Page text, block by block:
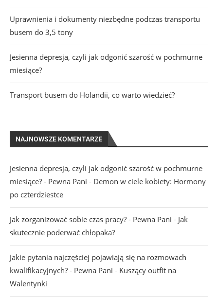
Uprawnienia i dokumenty niezbędne podczas transportu
busem do 3,5 tony
Jesienna depresja, czyli jak odgonić szarość w pochmurne
miesiące?
Transport busem do Holandii, co warto wiedzieć?
NAJNOWSZE KOMENTARZE
Jesienna depresja, czyli jak odgonić szarość w pochmurne
miesiące? - Pewna Pani - Demon w ciele kobiety: Hormony
po czterdziestce
Jak zorganizować sobie czas pracy? - Pewna Pani - Jak
skutecznie poderwać chłopaka?
Jakie pytania najczęściej pojawiają się na rozmowach
kwalifikacyjnych? - Pewna Pani - Kuszący outfit na
Walentynki